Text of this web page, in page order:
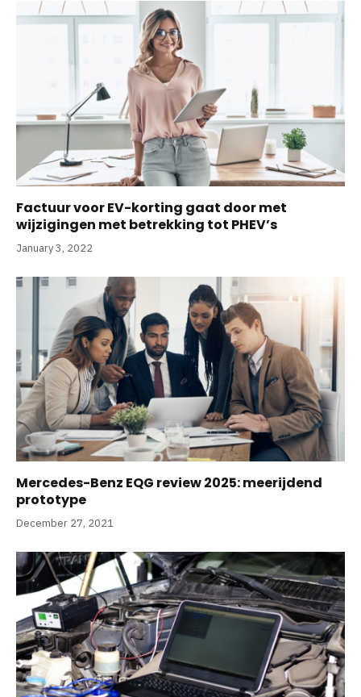
Factuur voor EV-korting gaat door met
wijzigingen met betrekking tot PHEV’s
January 3, 2022
Mercedes-Benz EQG review 2025: meerijdend
prototype
December 27, 2021